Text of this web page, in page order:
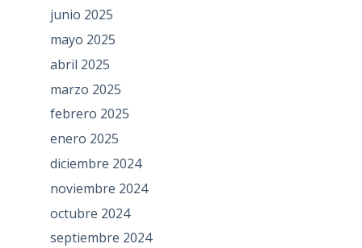
junio 2025
mayo 2025
abril 2025
marzo 2025
febrero 2025
enero 2025
diciembre 2024
noviembre 2024
octubre 2024
septiembre 2024